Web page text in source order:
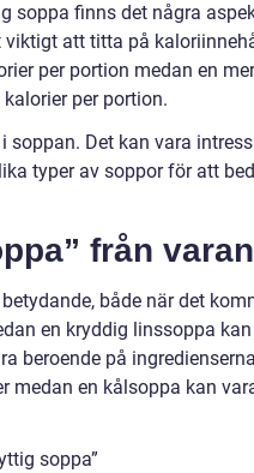
soppa finns det några
att titta på
per portion medan en
per portion.
soppan. Det kan vara
typer av soppor för att
från
både när det
en kryddig linssoppa
beroende på
medan en kålsoppa kan
soppa”